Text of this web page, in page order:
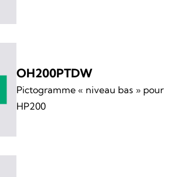
OH200PTDW
Pictogramme « niveau bas » pour
HP200